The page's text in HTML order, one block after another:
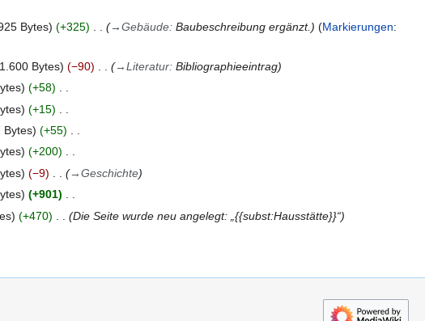
Bytes +325 →Gebäude: Baubeschreibung ergänzt. Markierungen:
Bytes −90 →Literatur: Bibliographieeintrag
+58
+15
Bytes
+55
+200
−9 →Geschichte
+901
+470 Die Seite wurde neu angelegt: „{{subst:Hausstätte}}“